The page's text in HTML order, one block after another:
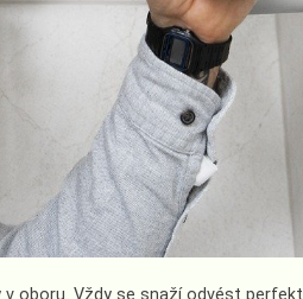
oboru. Vždy se snaží odvést